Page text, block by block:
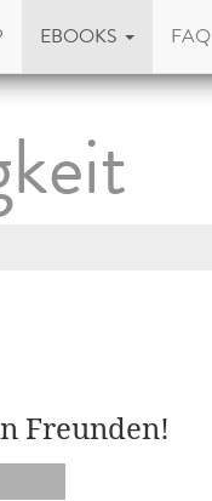
EBOOKS FAQ
Freunden!